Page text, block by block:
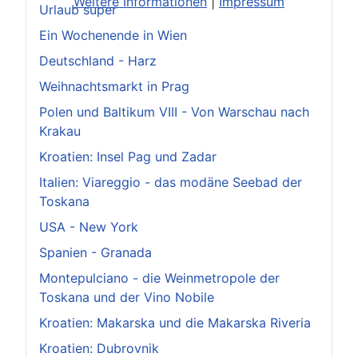
Urlaub super
Ein Wochenende in Wien
Deutschland - Harz
Weihnachtsmarkt in Prag
Polen und Baltikum VIII - Von Warschau nach
Krakau
Kroatien: Insel Pag und Zadar
Italien: Viareggio - das modäne Seebad der
Toskana
USA - New York
Spanien - Granada
Montepulciano - die Weinmetropole der
Toskana und der Vino Nobile
Kroatien: Makarska und die Makarska Riveria
Kroatien: Dubrovnik